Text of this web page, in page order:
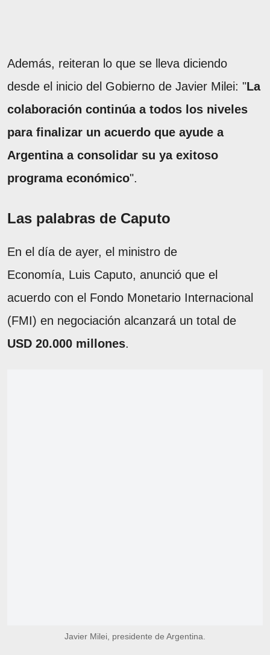
Además, reiteran lo que se lleva diciendo
desde el inicio del Gobierno de Javier Milei: "La
colaboración continúa a todos los niveles
para finalizar un acuerdo que ayude a
Argentina a consolidar su ya exitoso
programa económico".
Las palabras de Caputo
En el día de ayer, el ministro de
Economía, Luis Caputo, anunció que el
acuerdo con el Fondo Monetario Internacional
(FMI) en negociación alcanzará un total de
USD 20.000 millones.
Javier Milei, presidente de Argentina.